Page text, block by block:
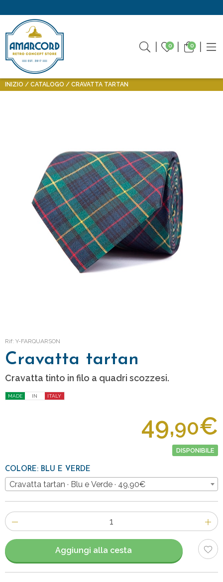
0 0
INIZIO CATALOGO CRAVATTA TARTAN
Rif: Y-FARQUARSON
Cravatta tartan
Cravatta tinto in filo a quadri scozzesi.
MADE IN ITALY
49,90€
DISPONIBILE
COLORE: BLU E VERDE
Cravatta tartan · Blu e Verde · 49,90€
Numero
di
articoli
Aggiungi alla cesta